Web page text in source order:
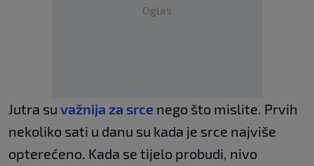
Oglas
Jutra su važnija za srce nego što mislite. Prvih
nekoliko sati u danu su kada je srce najviše
opterećeno. Kada se tijelo probudi, nivo